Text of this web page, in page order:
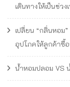
เดินทางให้เป็นช่ว
เปลี่ยน “กลิ่นหอม
อุปโภคให้ลูกค้าซื้
น้ำหอมปลอม VS